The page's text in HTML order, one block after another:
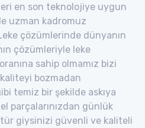
en son teknolojiye uygun
uzman kadromuz
çözümlerinde dünyanın
çözümleriyle leke
sahip olmamız bizi
kaliteyi bozmadan
temiz bir şekilde askıya
parçalarınızdan günlük
giysinizi güvenli ve kaliteli